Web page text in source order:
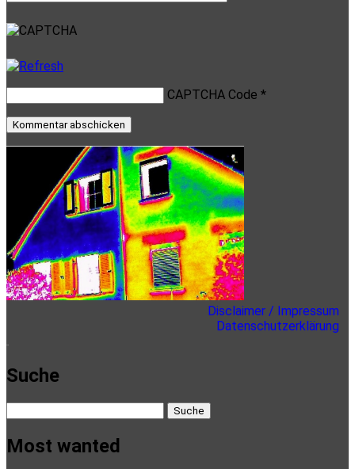
CAPTCHA Code *
Primäre
Sidebar
Disclaimer / Impressum
Datenschutzerklärung
Suche
nach:
Most wanted